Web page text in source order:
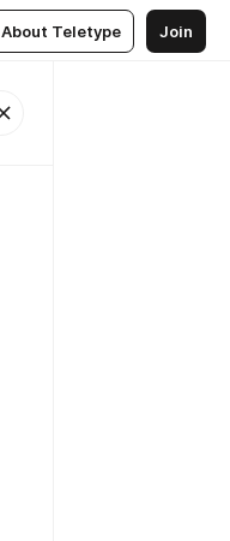
About Teletype Join